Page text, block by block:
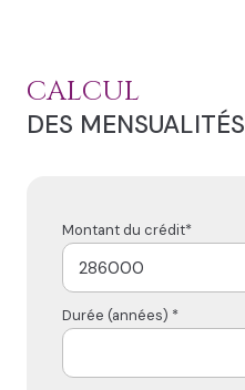
CALCUL
DES MENSUALITÉS
Montant du crédit*
Durée (années) *